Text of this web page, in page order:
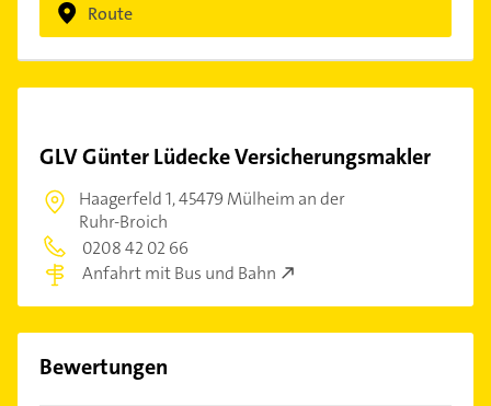
Route
GLV Günter Lüdecke Versicherungsmakler
Haagerfeld 1,45479 Mülheim an der
Ruhr-Broich
0208 42 02 66
Anfahrt mit Bus und Bahn
Bewertungen